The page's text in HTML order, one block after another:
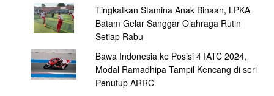
Tingkatkan Stamina Anak Binaan, LPKA
Batam Gelar Sanggar Olahraga Rutin
Setiap Rabu
Bawa Indonesia ke Posisi 4 IATC 2024,
Modal Ramadhipa Tampil Kencang di seri
Penutup ARRC